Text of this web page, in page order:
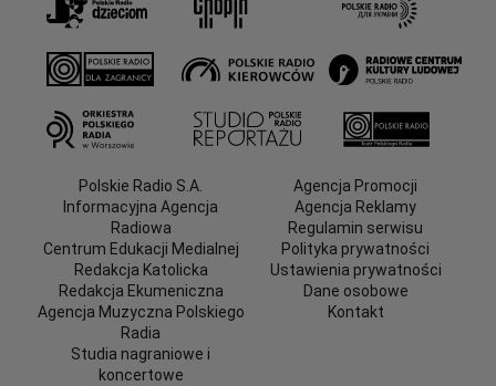
Polskie Radio S.A.
Informacyjna Agencja
Radiowa
Centrum Edukacji Medialnej
Redakcja Katolicka
Redakcja Ekumeniczna
Agencja Muzyczna Polskiego
Radia
Studia nagraniowe i
koncertowe
Agencja Promocji
Agencja Reklamy
Regulamin serwisu
Polityka prywatności
Ustawienia prywatności
Dane osobowe
Kontakt